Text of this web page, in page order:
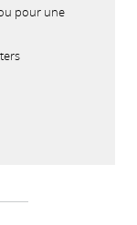
pour une